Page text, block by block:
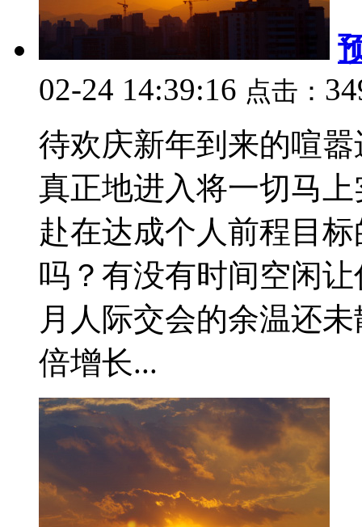
02-24 14:39:16 点击：
待欢庆新年到来的喧
真正地进入将一切马
赴在达成个人前程目
吗？有没有时间空闲
月人际交会的余温还
倍增长...